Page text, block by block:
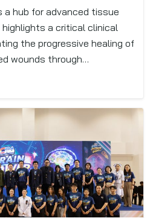
a hub for advanced tissue
a critical clinical
the progressive healing of
wounds through…